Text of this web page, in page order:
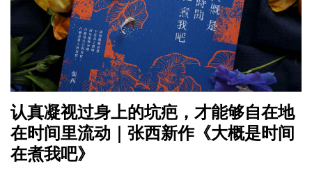
认真凝视过身上的坑疤，才能够自在地
在时间里流动｜张西新作《大概是时间
在煮我吧》